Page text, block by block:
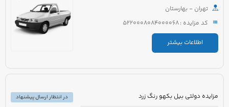
تهران - بهارستان
کد مزایده : 5220008084000068
اطلاعات بیشتر
مزایده دولتی بیل بکهو رنگ زرد
در انتظار ارسال پیشنهاد